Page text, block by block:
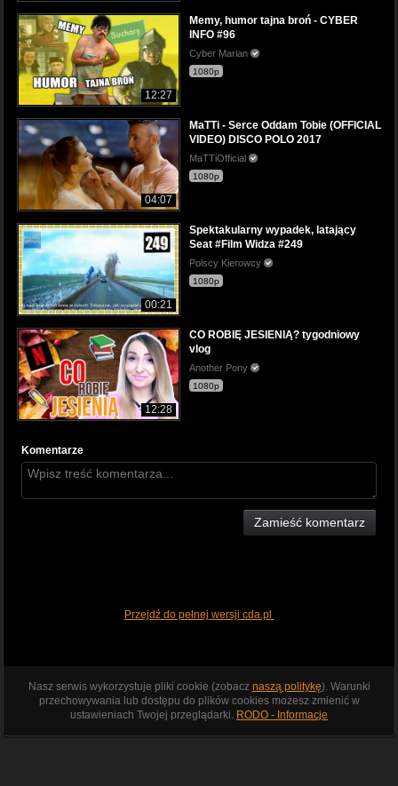
12:27
Memy, humor tajna broń - CYBER
INFO #96
Cyber Marian
1080p
04:07
MaTTi - Serce Oddam Tobie (OFFICIAL
VIDEO) DISCO POLO 2017
MaTTiOfficial
1080p
00:21
Spektakularny wypadek, latający
Seat #Film Widza #249
Polscy Kierowcy
1080p
12:28
CO ROBIĘ JESIENIĄ? tygodniowy
vlog
Another Pony
1080p
Komentarze
Zamieść komentarz
Przejdź do pełnej wersji cda.pl
Nasz serwis wykorzystuje pliki cookie (zobacz naszą politykę). Warunki
przechowywania lub dostępu do plików cookies możesz zmienić w
ustawieniach Twojej przeglądarki. RODO - Informacje